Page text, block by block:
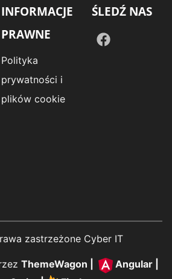
INFORMACJE
PRAWNE
Polityka
prywatności i
plików cookie
ŚLEDŹ NAS
zastrzeżone Cyber IT
ThemeWagon Angular|